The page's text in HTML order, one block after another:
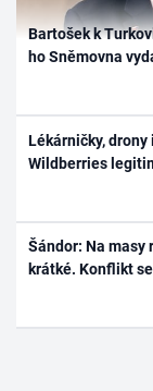
Bartošek k
ho Sněmovna
Lékárničky,
Wildberries
Šándor: Na masy
krátké. Konflikt